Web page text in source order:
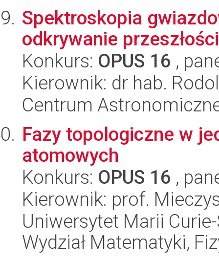
Spektroskopia
odkrywanie
Konkurs: OPUS 16 ,
Kierownik: dr hab.
Centrum
Fazy topologiczne w
atomowych
Konkurs: OPUS 16 ,
Kierownik: prof.
Uniwersytet Marii
Wydział Matematyki,